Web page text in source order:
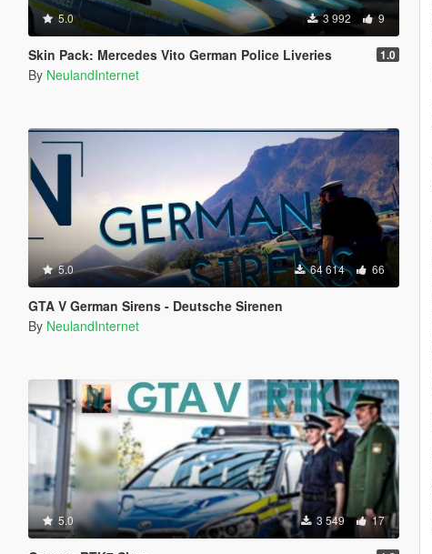
5.0 3 992 9
Skin Pack: Mercedes Vito German Police Liveries 1.0
By NeulandInternet
5.0 64 614 66
GTA V German Sirens - Deutsche Sirenen
By NeulandInternet
5.0 3 549 17